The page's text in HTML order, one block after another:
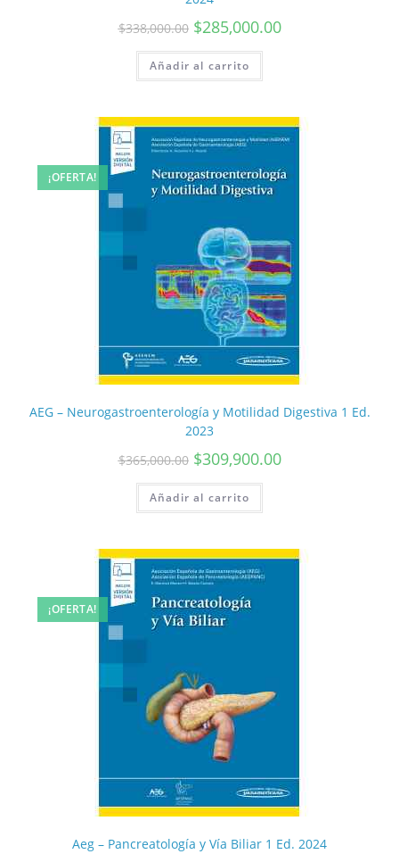
$338,000.00 $285,000.00
Añadir al carrito
¡OFERTA!
AEG – Neurogastroenterología y Motilidad Digestiva 1 Ed.
2023
$365,000.00 $309,900.00
Añadir al carrito
¡OFERTA!
Aeg – Pancreatología y Vía Biliar 1 Ed. 2024